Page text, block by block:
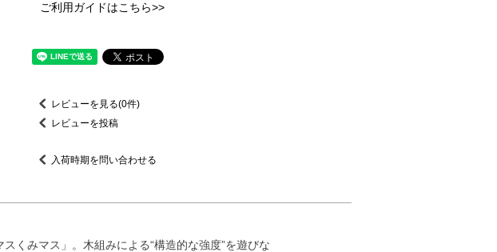
ご利用ガイドはこちら>>
レビューを見る(0件)
レビューを投稿
入荷時期を問い合わせる
くみマス」。木組みによる“構造的な強度”を遊びな